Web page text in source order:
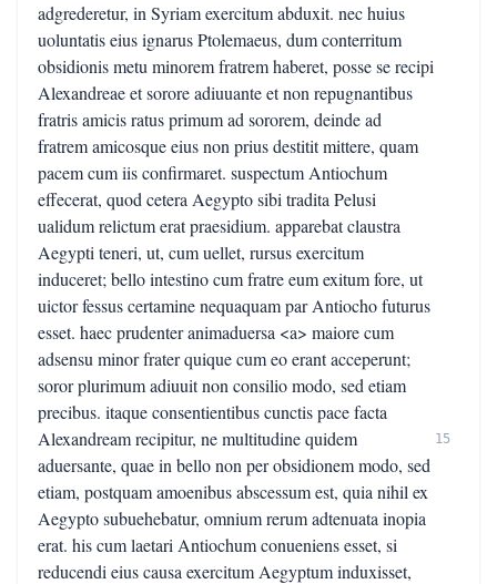
adgrederetur, in Syriam exercitum abduxit. nec huius
uoluntatis eius ignarus Ptolemaeus, dum conterritum
obsidionis metu minorem fratrem haberet, posse se recipi
Alexandreae et sorore adiuuante et non repugnantibus
fratris amicis ratus primum ad sororem, deinde ad
fratrem amicosque eius non prius destitit mittere, quam
pacem cum iis confirmaret. suspectum Antiochum
effecerat, quod cetera Aegypto sibi tradita Pelusi
ualidum relictum erat praesidium. apparebat claustra
Aegypti teneri, ut, cum uellet, rursus exercitum
induceret; bello intestino cum fratre eum exitum fore, ut
uictor fessus certamine nequaquam par Antiocho futurus
esset. haec prudenter animaduersa <a> maiore cum
adsensu minor frater quique cum eo erant acceperunt;
soror plurimum adiuuit non consilio modo, sed etiam
precibus. itaque consentientibus cunctis pace facta
Alexandream recipitur, ne multitudine quidem
aduersante, quae in bello non per obsidionem modo, sed
etiam, postquam amoenibus abscessum est, quia nihil ex
Aegypto subuehebatur, omnium rerum adtenuata inopia
erat. his cum laetari Antiochum conueniens esset, si
reducendi eius causa exercitum Aegyptum induxisset,
15